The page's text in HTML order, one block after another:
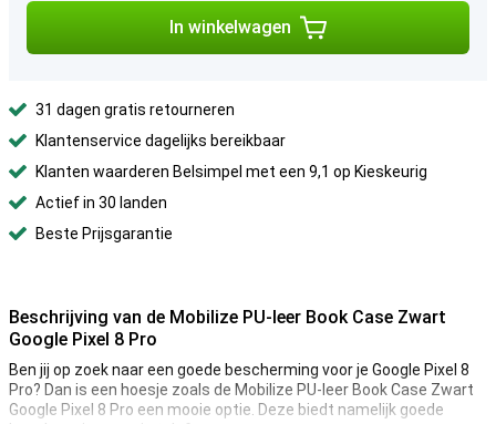
In winkelwagen
31 dagen gratis retourneren
Klantenservice dagelijks bereikbaar
Klanten waarderen Belsimpel met een 9,1 op Kieskeurig
Actief in 30 landen
Beste Prijsgarantie
Beschrijving van de Mobilize PU-leer Book Case Zwart
Google Pixel 8 Pro
Ben jij op zoek naar een goede bescherming voor je Google Pixel 8
Pro? Dan is een hoesje zoals de Mobilize PU-leer Book Case Zwart
Google Pixel 8 Pro een mooie optie. Deze biedt namelijk goede